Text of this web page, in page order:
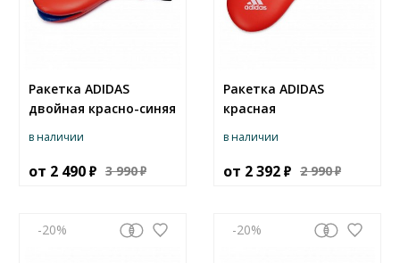
Ракетка ADIDAS
двойная красно-синяя
в наличии
от 2 490 3 990
Ракетка ADIDAS
красная
в наличии
от 2 392 2 990
-20 -20